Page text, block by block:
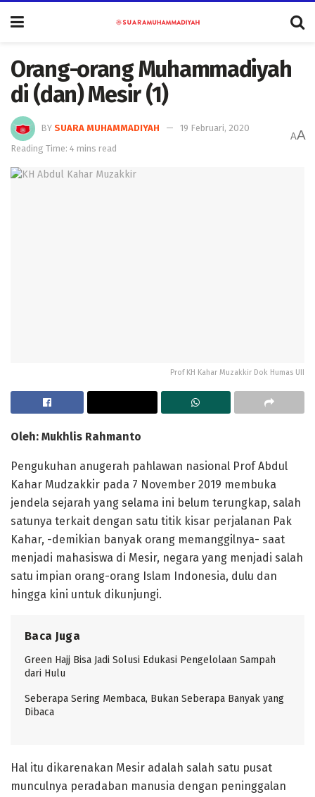
Orang-orang Muhammadiyah
di (dan) Mesir (1)
BY SUARA MUHAMMADIYAH
19 Februari, 2020
Reading Time: 4 mins read
AA
Prof KH Kahar Muzakkir Dok Humas UII
Oleh: Mukhlis Rahmanto
Pengukuhan anugerah pahlawan nasional Prof Abdul
Kahar Mudzakkir pada 7 November 2019 membuka
jendela sejarah yang selama ini belum terungkap, salah
satunya terkait dengan satu titik kisar perjalanan Pak
Kahar, -demikian banyak orang memanggilnya- saat
menjadi mahasiswa di Mesir, negara yang menjadi salah
satu impian orang-orang Islam Indonesia, dulu dan
hingga kini untuk dikunjungi.
Baca Juga
Green Hajj Bisa Jadi Solusi Edukasi Pengelolaan Sampah
dari Hulu
Seberapa Sering Membaca, Bukan Seberapa Banyak yang
Dibaca
Hal itu dikarenakan Mesir adalah salah satu pusat
munculnya peradaban manusia dengan peninggalan